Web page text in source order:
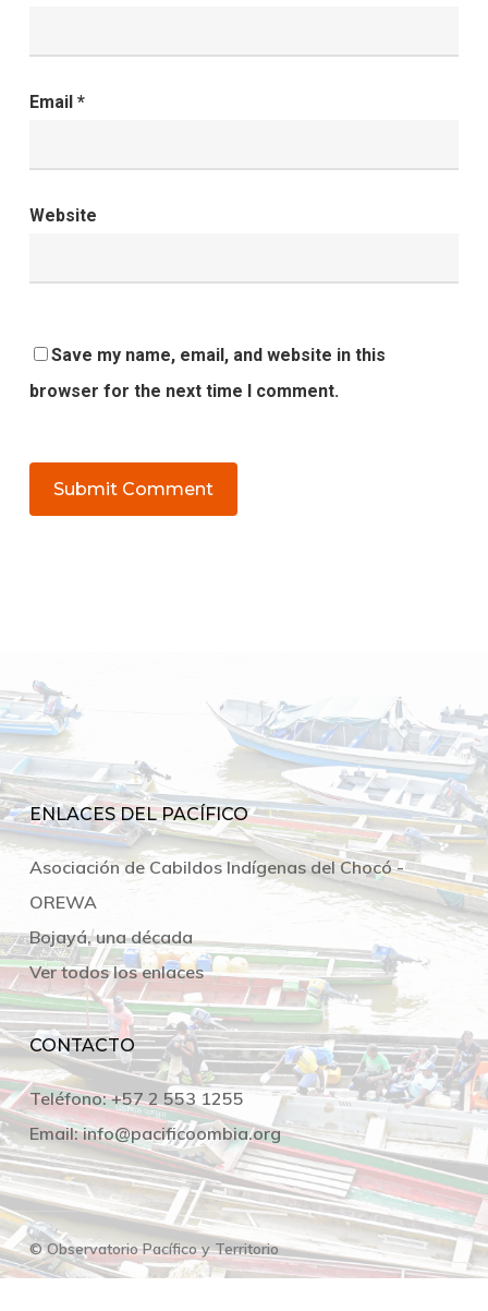
Email *
Website
Save my name, email, and website in this
browser for the next time I comment.
ENLACES DEL PACÍFICO
Asociación de Cabildos Indígenas del Chocó -
OREWA
Bojayá, una década
Ver todos los enlaces
CONTACTO
Teléfono:+57 2 553 1255
Email: info@pacificoombia.org
© Observatorio Pacífico y Territorio